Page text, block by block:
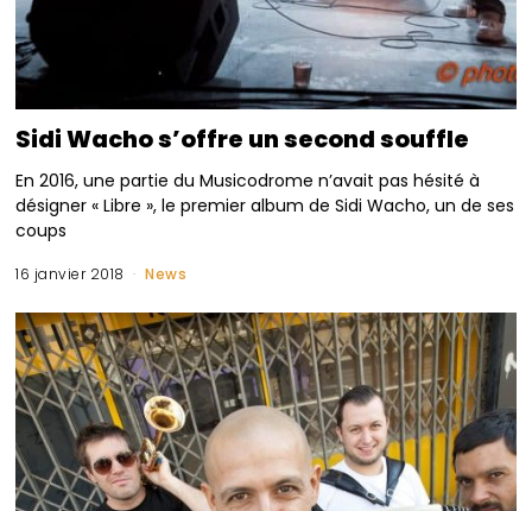
Sidi Wacho s’offre un second souffle
En 2016, une partie du Musicodrome n’avait pas hésité à
désigner « Libre », le premier album de Sidi Wacho, un de ses
coups
16 janvier 2018 News